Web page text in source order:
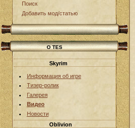
Поиск
Добавить мод/статью
О TES
Skyrim
Информация об игре
Тизер-ролик
Галерея
Видео
Новости
Oblivion